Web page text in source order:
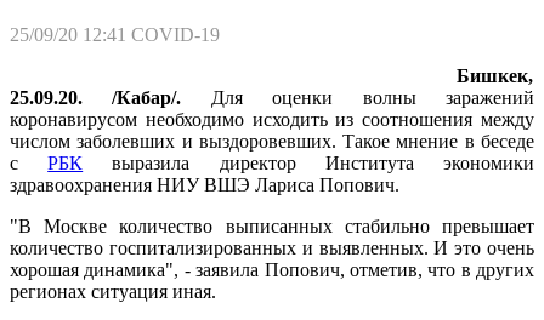
25/09/20 12:41 COVID-19
Бишкек,
25.09.20. /Кабар/. Для оценки волны заражений
коронавирусом необходимо исходить из соотношения между
числом заболевших и выздоровевших. Такое мнение в беседе
сРБК выразила директор Института экономики
здравоохранения НИУ ВШЭ Лариса Попович.
"В Москве количество выписанных стабильно превышает
количество госпитализированных и выявленных. И это очень
хорошая динамика", - заявила Попович, отметив, что в других
регионах ситуация иная.